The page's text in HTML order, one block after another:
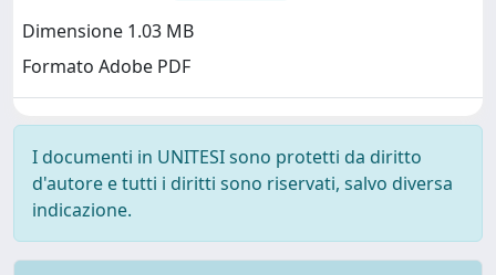
Dimensione 1.03 MB
Formato Adobe PDF
I documenti in UNITESI sono protetti da diritto
d'autore e tutti i diritti sono riservati, salvo diversa
indicazione.